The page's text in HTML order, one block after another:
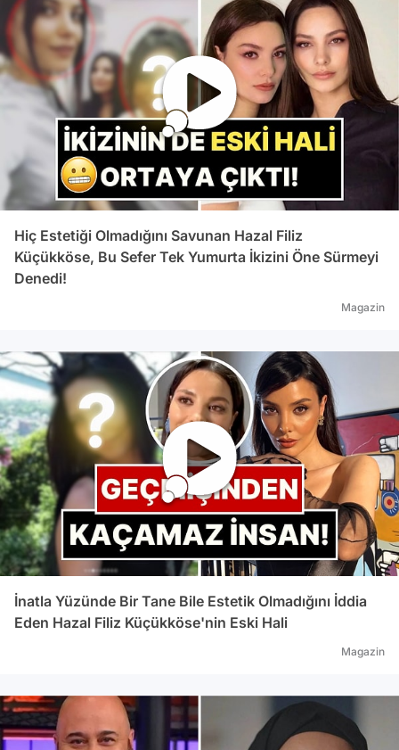
SEVİYORUM'
da
Hiç Estetiği Olmadığını Savunan Hazal Filiz
Küçükköse, Bu Sefer Tek Yumurta İkizini Öne Sürmeyi
Denedi!
Magazin
İnatla Yüzünde Bir Tane Bile Estetik Olmadığını İddia
Eden Hazal Filiz Küçükköse'nin Eski Hali
Magazin